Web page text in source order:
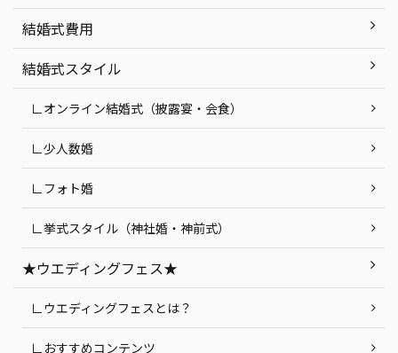
結婚式費用
結婚式スタイル
∟オンライン結婚式（披露宴・会食）
∟少人数婚
∟フォト婚
∟挙式スタイル（神社婚・神前式）
★ウエディングフェス★
∟ウエディングフェスとは？
∟おすすめコンテンツ